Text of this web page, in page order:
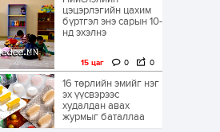
цэцэрлэгийн цахим
бүртгэл энэ сарын 10-
нд эхэлнэ
15 цаг 0 0
16 төрлийн эмийг нэг
эх үүсвэрээс
худалдан авах
журмыг баталлаа